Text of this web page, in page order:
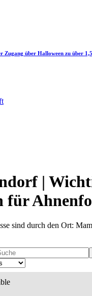
Zugang über Halloween zu über
|
für
sind durch den Ort: